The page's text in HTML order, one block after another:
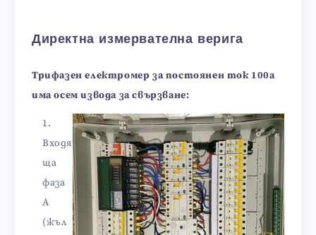
Директна измервателна верига
Трифазен електромер за постоянен ток 100a
има осем извода за свързване:
Входя
ща
фаза
А
(жъл